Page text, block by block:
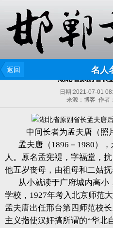
返回 名人
湖北省原副省长
日期:2021-07-01
来源：博客 作者
中间长者为孟夫唐（照
孟夫唐（1896－1980）
人。原名孟宪褆，字福堂，
他五岁丧母，由祖母和二姑抚
从小就读于广府城内高小
学校，1927年考入北京师范
孟夫唐出任邢台第四师范校
主义指使汉奸搞所谓的“华北